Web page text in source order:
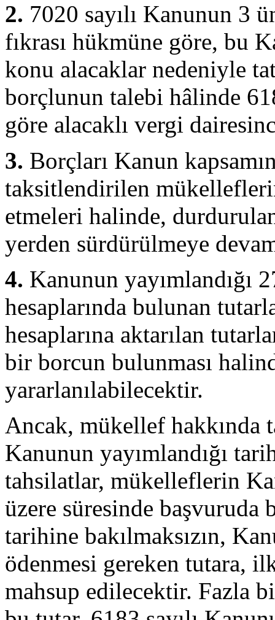
2. 7020 sayılı Kanunun 3
fıkrası hükmüne göre, bu
konu alacaklar nedeniyle
borçlunun talebi hâlinde
göre alacaklı vergi
3. Borçları Kanun
taksitlendirilen
etmeleri halinde,
yerden sürdürülmeye
4. Kanunun yayımlandığı
hesaplarında bulunan
hesaplarına aktarılan
bir borcun bulunması
yararlanılabilecektir.
Ancak, mükellef hakkında
Kanunun yayımlandığı
tahsilatlar, mükelleflerin
üzere süresinde başvuruda
tarihine bakılmaksızın,
ödenmesi gereken tutara,
mahsup edilecektir. Fazla